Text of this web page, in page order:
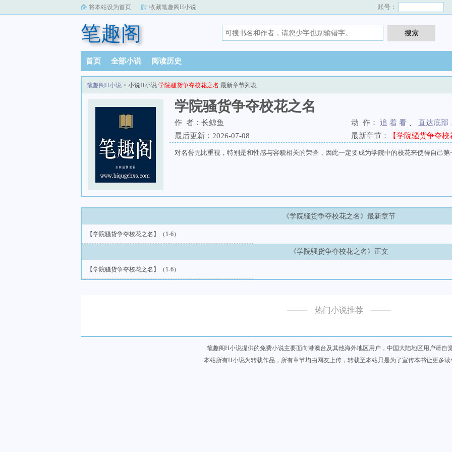
将本站设为首页 收藏笔趣阁H小说 账号：
笔趣阁
首页 全部小说 阅读历史
笔趣阁H小说 > 小说H小说 学院骚货争夺校花之名 最新章节列表
学院骚货争夺校花之名
作 者：长鲸鱼 动 作： 追 着 看 直达底部
最后更新：2026-07-08
最新章节： 【学院骚货争夺校
对名誉无比重视，特别是和性感与容貌相关的荣誉，因此一定要成为学院中的校花来使得自己
《学院骚货争夺校花之名》最新章节
【学院骚货争夺校花之名】（1-6）
《学院骚货争夺校花之名》正文
【学院骚货争夺校花之名】（1-6）
热门小说推荐
笔趣阁H小说提供的免费小说主要面向港澳台及其他海外地区用户，中国大陆地区用户请自觉
本站所有H小说为转载作品，所有章节均由网友上传，转载至本站只是为了宣传本书让更多读